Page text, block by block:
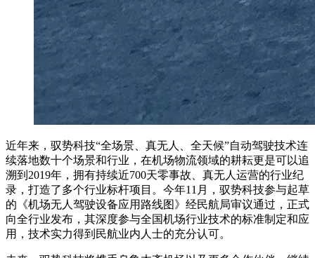
近年来，驭势科技“全场景、真无人、全天候”自动驾驶技术连
续落地数十个场景和行业，在机场物流领域的耕耘更是可以追
溯到2019年，拥有持续近700天零事故、真无人运营的行业纪
录，打造了多个行业标杆项目。今年11月，驭势科技参与起草
的《机场无人驾驶设备应用路线图》经民航局审议通过，正式
向全行业发布，其深度参与全国机场行业技术的标准制定和应
用，技术实力得到民航业内人士的充分认可。